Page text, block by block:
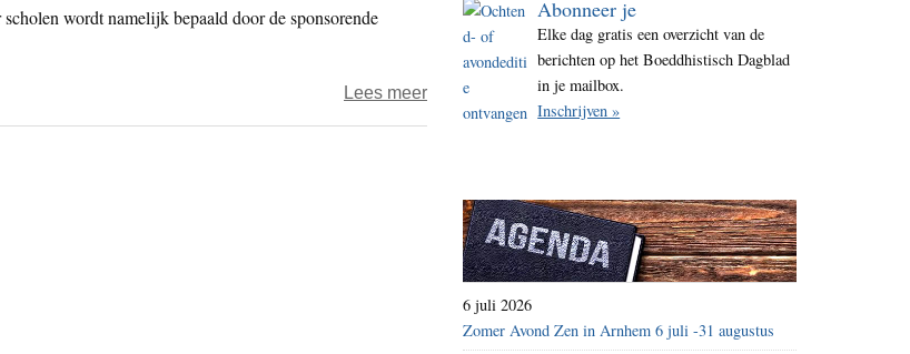
i
t
wordt namelijk bepaald door de sponsorende
Lees meerover
foodwatch:
gekaapt
voedselindustrie
Abonneer je
Elke dag gratis een overzicht van de
berichten op het Boeddhistisch Dagblad
in je mailbox.
Inschrijven »
6 juli 2026
Zomer Avond Zen in Arnhem 6 juli -31 augustus